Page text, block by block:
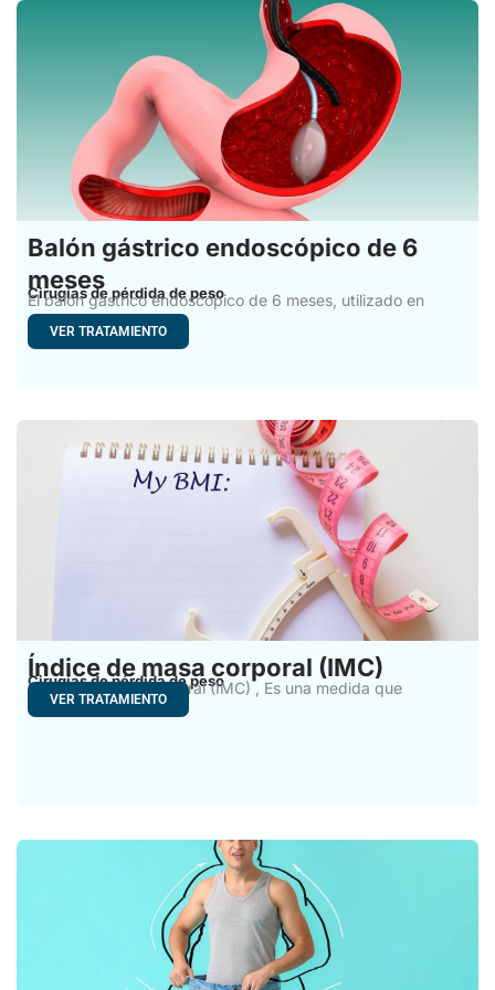
Balón gástrico endoscópico de 6
meses
Cirugías de pérdida de peso
El balón gástrico endoscópico de 6 meses, utilizado en
cirugía
VER TRATAMIENTO
Índice de masa corporal (IMC)
Cirugías de pérdida de peso
Índice de Masa Corporal (IMC) , Es una medida que
VER TRATAMIENTO